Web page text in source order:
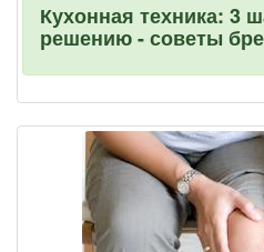
Кухонная техника: 3
решению - советы